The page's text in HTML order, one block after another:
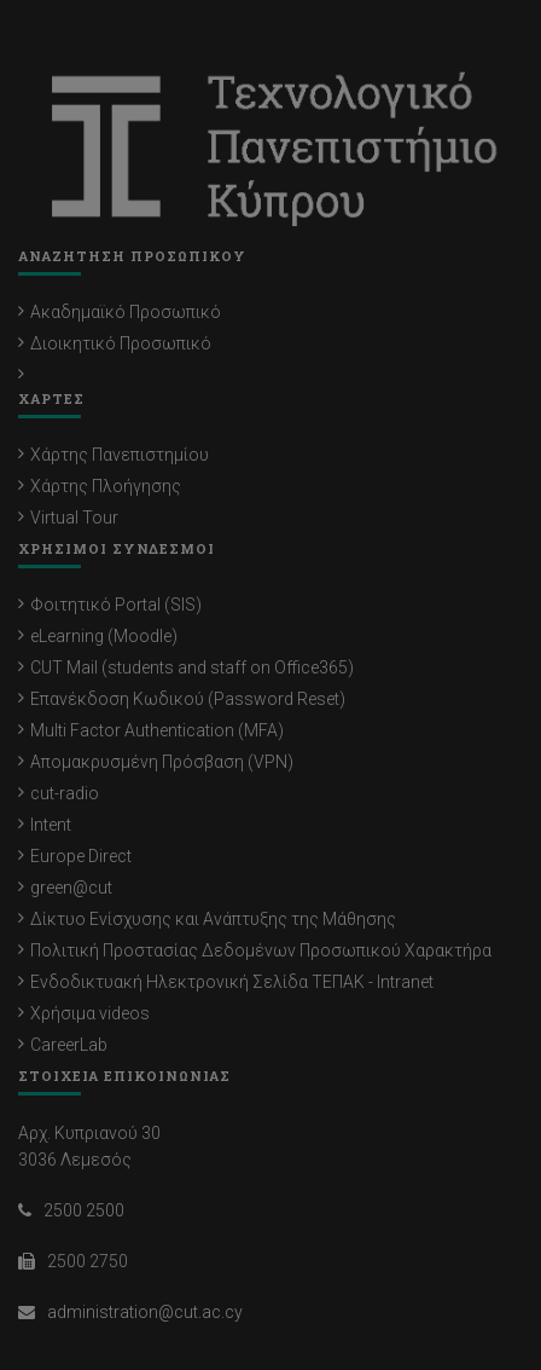
ΑΝΑΖΗΤΗΣΗ ΠΡΟΣΩΠΙΚΟΥ
Ακαδημαϊκό Προσωπικό
Διοικητικό Προσωπικό
ΧΑΡΤΕΣ
Χάρτης Πανεπιστημίου
Χάρτης Πλοήγησης
Virtual Tour
ΧΡΗΣΙΜΟΙ ΣΥΝΔΕΣΜΟΙ
Φοιτητικό Portal (SIS)
eLearning (Moodle)
CUT Mail (students and staff on Office365)
Επανέκδοση Κωδικού (Password Reset)
Multi Factor Authentication (MFA)
Απομακρυσμένη Πρόσβαση (VPN)
cut-radio
Intent
Europe Direct
green@cut
Δίκτυο Ενίσχυσης και Ανάπτυξης της Μάθησης
Πολιτική Προστασίας Δεδομένων Προσωπικού Χαρακτήρα
Ενδοδικτυακή Ηλεκτρονική Σελίδα ΤΕΠΑΚ - Intranet
Χρήσιμα videos
CareerLab
ΣΤΟΙΧΕΙΑ ΕΠΙΚΟΙΝΩΝΙΑΣ
Αρχ. Κυπριανού 30
3036 Λεμεσός
2500 2500
2500 2750
administration@cut.ac.cy